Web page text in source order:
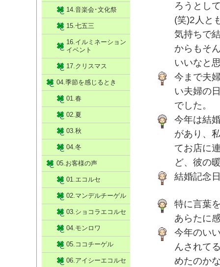
ろうとし
(笑)2人と
気持ちで
からもそ
いいなと
今まで夫
い夫婦の
でした。
今年は結
があり、
てお店に
ど、彼の
結婚記念
特に言葉
あらたに
今年のい
んされて
めたのか
14.音楽会･文化祭
15.七五三
16.イルミネーション
イベント
17.クリスマス
04.季節を感じるとき
01.春
02.夏
03.秋
04.冬
05.お客様の声
01.エコルセ
02.マンデルチーゲル
03.ショコラエコルセ
04.モンロワ
05.ココチーゲル
06.アイシーエコルセ